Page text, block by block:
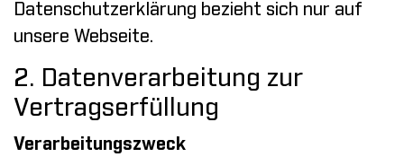
Datenschutzerklärung bezieht sich nur auf
unsere Webseite.
2. Datenverarbeitung zur
Vertragserfüllung
Verarbeitungszweck